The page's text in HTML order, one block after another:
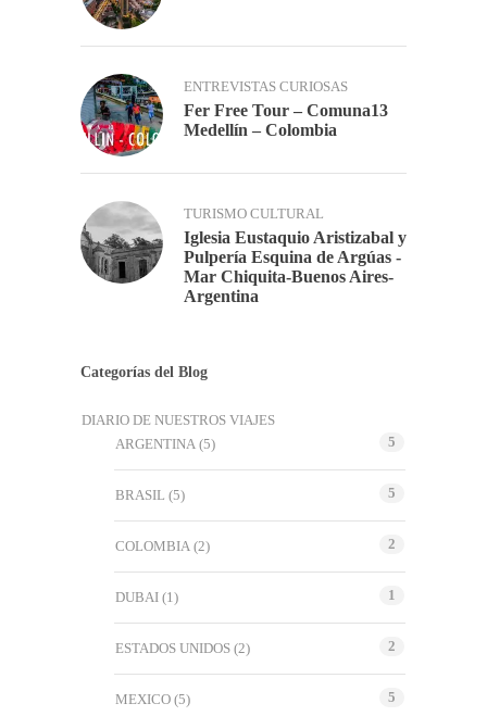
ENTREVISTAS CURIOSAS
Fer Free Tour – Comuna13
Medellín – Colombia
TURISMO CULTURAL
Iglesia Eustaquio Aristizabal y
Pulpería Esquina de Argúas -
Mar Chiquita-Buenos Aires-
Argentina
Categorías del Blog
DIARIO DE NUESTROS VIAJES
ARGENTINA (5) 5
BRASIL (5) 5
COLOMBIA (2) 2
DUBAI (1) 1
ESTADOS UNIDOS (2) 2
MEXICO (5) 5